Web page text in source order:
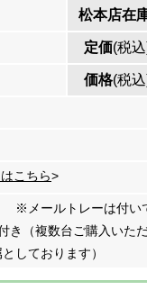
松本店在
定価(税
価格(税
こちら>
※メールトレーは付い
（複数台ご購入いた
しております）